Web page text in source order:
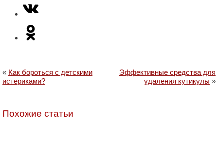
« Как бороться с детскими
истериками?
Эффективные средства для
удаления кутикулы »
Похожие статьи